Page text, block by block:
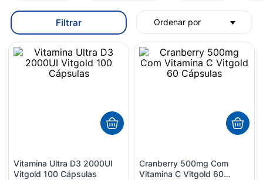
Filtrar Ordenar por
Vitamina Ultra D3 2000UI
Vitgold 100 Cápsulas
Cranberry 500mg Com
Vitamina C Vitgold 60
10